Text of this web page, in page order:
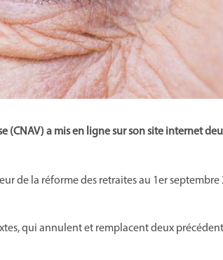
(CNAV) a mis en ligne sur son site internet
de la réforme des retraites au 1er septembre
qui annulent et remplacent deux